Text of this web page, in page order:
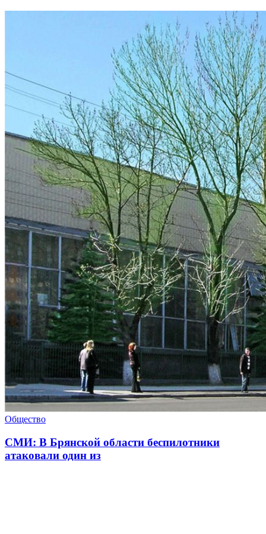
Общество
СМИ: В Брянской области беспилотники
атаковали один из